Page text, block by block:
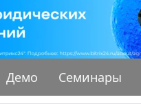
Демо Семинары